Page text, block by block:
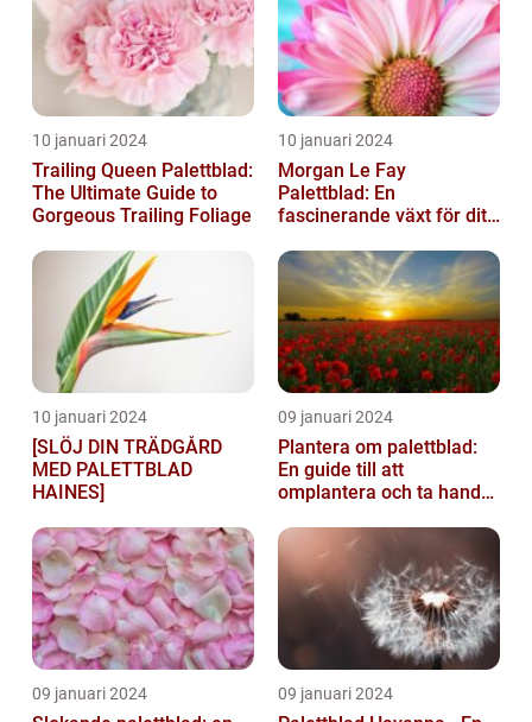
10 januari 2024
Trailing Queen Palettblad:
The Ultimate Guide to
Gorgeous Trailing Foliage
10 januari 2024
Morgan Le Fay
Palettblad: En
fascinerande växt för ditt
10 januari 2024
[SLÖJ DIN TRÄDGÅRD
MED PALETTBLAD
HAINES]
09 januari 2024
Plantera om palettblad:
En guide till att
omplantera och ta hand
09 januari 2024 09 januari 2024